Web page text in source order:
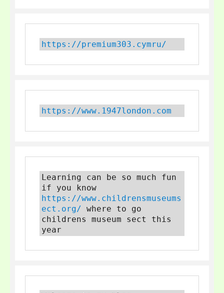
https://premium303.cymru/
https://www.1947london.com
Learning can be so much fun
https://www.childrensmuseums
ect.org/ where to go
childrens museum sect this
year